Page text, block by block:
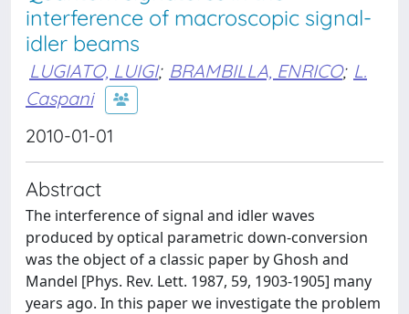
interference of macroscopic signal-
idler beams
LUGIATO, LUIGI; BRAMBILLA, ENRICO; L.
Caspani
2010-01-01
Abstract
The interference of signal and idler waves
produced by optical parametric down-conversion
was the object of a classic paper by Ghosh and
Mandel [Phys. Rev. Lett. 1987, 59, 1903-1905] many
years ago. In this paper we investigate the problem